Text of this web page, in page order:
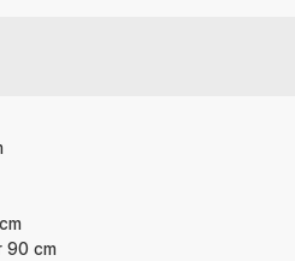
90 cm